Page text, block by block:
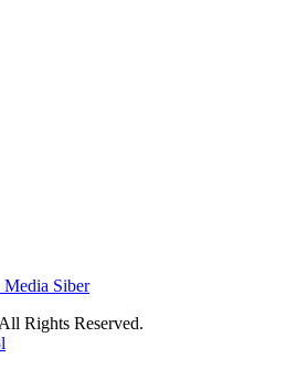
Media Siber
Rights Reserved.